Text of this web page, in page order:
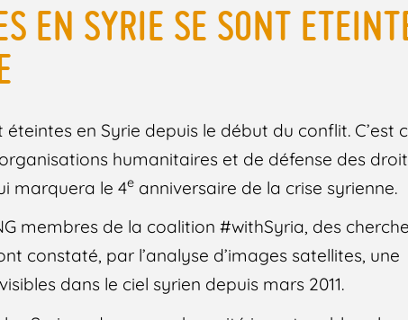
EN SYRIE SE SONT
éteintes en Syrie depuis le début du conflit. C’est
humanitaires et de défense des
marquera le 4e anniversaire de la crise syrienne.
membres de la coalition #withSyria, des
constaté, par l’analyse d’images satellites, une
dans le ciel syrien depuis mars 2011.